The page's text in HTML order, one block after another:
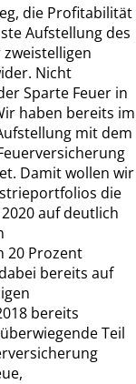
die Profitabilität
Aufstellung des
Nicht
Sparte Feuer in
haben bereits im
mit dem
Damit wollen wir
die
auf deutlich
20 Prozent
bereits auf
bereits
Teil